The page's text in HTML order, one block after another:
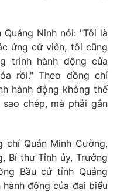
Ninh nói: "Tôi là
ứng cử viên, tôi cũng
trình hành động của
rồi." Theo đồng chí
hành động không thể
chép, mà phải gắn
chí Quản Minh Cường,
Bí thư Tỉnh ủy, Trưởng
Bầu cử tỉnh Quảng
động của đại biểu